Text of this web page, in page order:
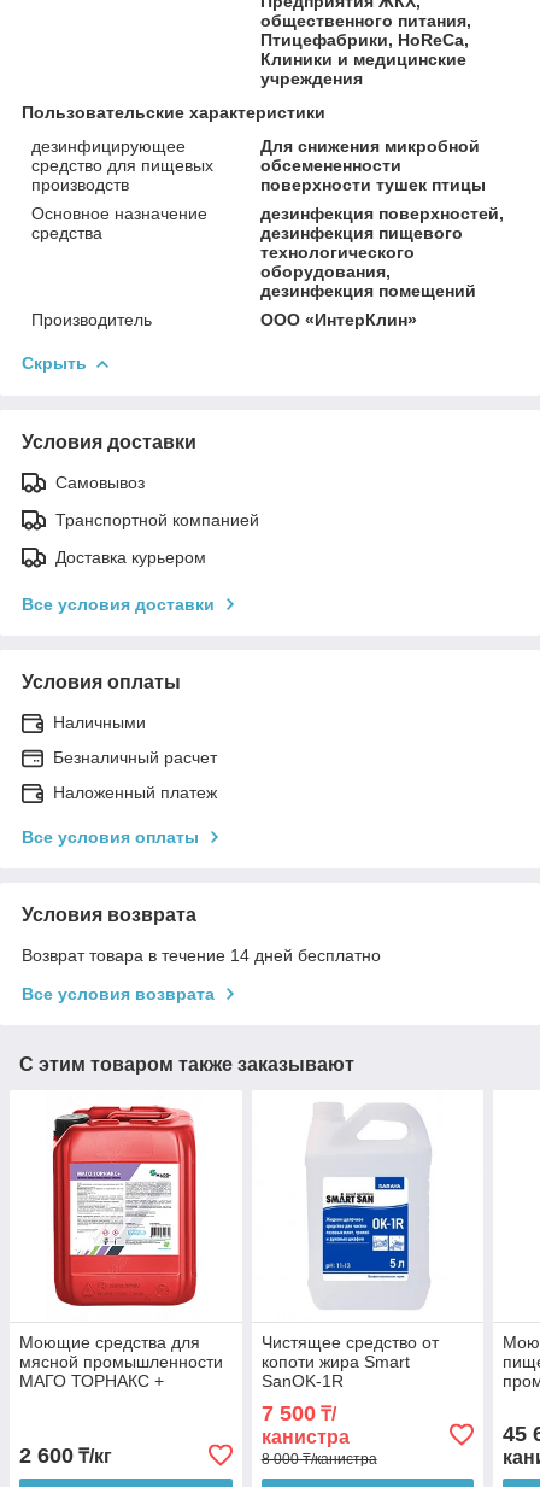
общественного питания,
Птицефабрики, HoReCa,
Клиники и медицинские
учреждения
Пользовательские характеристики
дезинфицирующее
средство для пищевых
производств
Для снижения микробной
обсемененности
поверхности тушек птицы
Основное назначение
средства
дезинфекция поверхностей,
дезинфекция пищевого
технологического
оборудования,
дезинфекция помещений
Производитель
ООО «ИнтерКлин»
Скрыть
Условия доставки
Самовывоз
Транспортной компанией
Доставка курьером
Все условия доставки
Условия оплаты
Наличными
Безналичный раcчет
Наложенный платеж
Все условия оплаты
Условия возврата
Возврат товара в течение 14 дней бесплатно
Все условия возврата
С этим товаром также заказывают
Моющие средства для
мясной промышленности
МАГО ТОРНАКС +
2 600 ₸/кг
Чистящее средство от
копоти жира Smart
SanOK-1R
7 500₸/
канистра
8 000 ₸/канистра
45